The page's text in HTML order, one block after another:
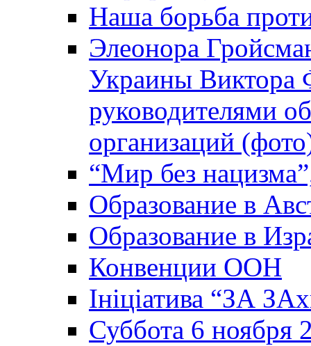
Наша борьба
Элеонора
Украины Виктора
руководителями
организаций
“Мир без
Образование в
Образование в
Конвенции ООН
Ініціатива “ЗА
Суббота 6 ноября